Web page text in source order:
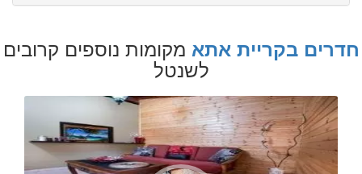
חדרים בקריית אתא מקומות נוספים קרובים
לשנטל